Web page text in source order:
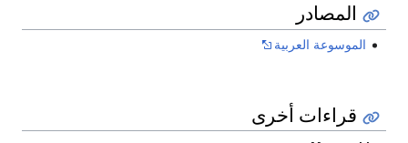
المصادر
الموسوعة العربية
قراءات أخرى